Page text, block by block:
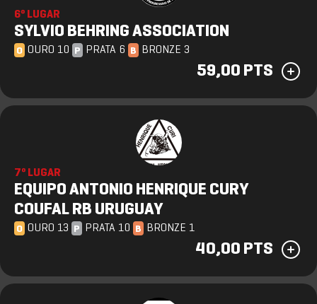
6º LUGAR
SYLVIO BEHRING ASSOCIATION
O OURO 10 P PRATA 6 B BRONZE 3
59,00 PTS
7º LUGAR
EQUIPO ANTONIO HENRIQUE CURY
COUFAL RB URUGUAY
O OURO 13 P PRATA 10 B BRONZE 1
40,00 PTS